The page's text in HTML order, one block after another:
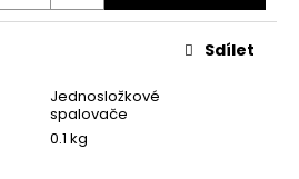
Jednosložkové
spalovače
0.1 kg
Sdílet